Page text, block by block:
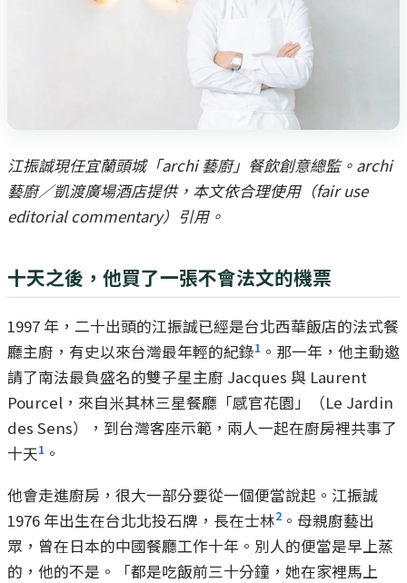
江振誠現任宜蘭頭城「archi 藝廚」餐飲創意總監。archi
藝廚／凱渡廣場酒店提供，本文依合理使用（fair use
editorial commentary）引用。
十天之後，他買了一張不會法文的機票
1997 年，二十出頭的江振誠已經是台北西華飯店的法式餐
廳主廚，有史以來台灣最年輕的紀錄1 。那一年，他主動邀
請了南法最負盛名的雙子星主廚 Jacques 與 Laurent
Pourcel，來自米其林三星餐廳「感官花園」（Le Jardin
des Sens），到台灣客座示範，兩人一起在廚房裡共事了
十天1 。
他會走進廚房，很大一部分要從一個便當說起。江振誠
1976 年出生在台北北投石牌，長在士林2 。母親廚藝出
眾，曾在日本的中國餐廳工作十年。別人的便當是早上蒸
的，他的不是。「都是吃飯前三十分鐘，她在家裡馬上